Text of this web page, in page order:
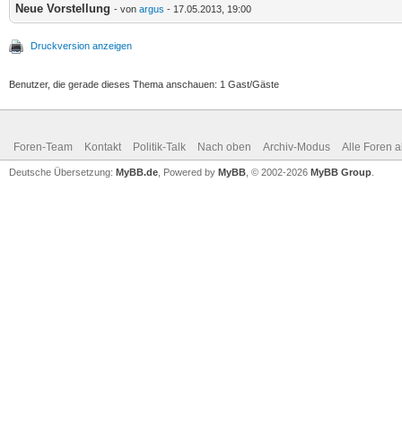
Neue Vorstellung - von argus - 17.05.2013, 19:00
Druckversion anzeigen
Benutzer, die gerade dieses Thema anschauen: 1 Gast/Gäste
Foren-Team Kontakt Politik-Talk Nach oben Archiv-Modus Alle Foren
Deutsche Übersetzung: MyBB.de , Powered by MyBB , © 2002-2026 MyBB Group